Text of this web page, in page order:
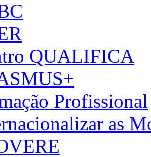
QUALIFICA
Profissional
as